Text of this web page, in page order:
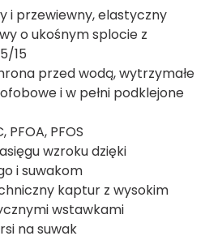
i przewiewny, elastyczny
o ukośnym splocie z
15
przed wodą, wytrzymałe
i w pełni podklejone
PFOA, PFOS
wzroku dzięki
i suwakom
kaptur z wysokim
wstawkami
na suwak